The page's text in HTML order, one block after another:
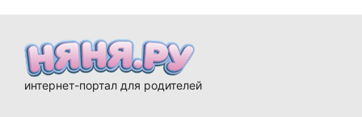
интернет-портал для родителей